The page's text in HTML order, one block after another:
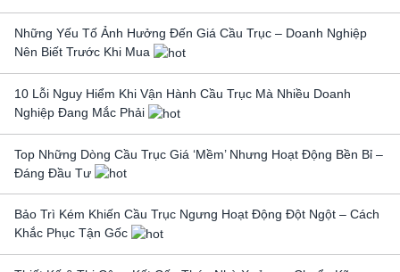
Những Yếu Tố Ảnh Hưởng Đến Giá Cầu Trục – Doanh Nghiệp
Nên Biết Trước Khi Mua
10 Lỗi Nguy Hiểm Khi Vận Hành Cầu Trục Mà Nhiều Doanh
Nghiệp Đang Mắc Phải
Top Những Dòng Cầu Trục Giá ‘Mềm’ Nhưng Hoạt Động Bền Bỉ –
Đáng Đầu Tư
Bảo Trì Kém Khiến Cầu Trục Ngưng Hoạt Động Đột Ngột – Cách
Khắc Phục Tận Gốc